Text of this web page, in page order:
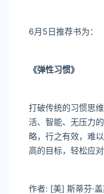
6月5日推荐书为：
《弹性习惯》
打破传统的习惯思
活、智能、无压力
略，行之有效，难
高的目标，轻松应
作者: [美] 斯蒂芬·